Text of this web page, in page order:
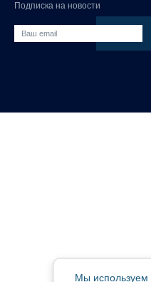
Подписка на новости
Мы